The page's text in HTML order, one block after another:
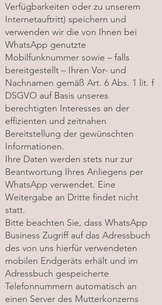
Verfügbarkeiten oder zu unserem
Internetauftritt) speichern und
verwenden wir die von Ihnen bei
WhatsApp genutzte
Mobilfunknummer sowie – falls
bereitgestellt – Ihren Vor- und
Nachnamen gemäß Art. 6 Abs. 1 lit. f
DSGVO auf Basis unseres
berechtigten Interesses an der
effizienten und zeitnahen
Bereitstellung der gewünschten
Informationen.
Ihre Daten werden stets nur zur
Beantwortung Ihres Anliegens per
WhatsApp verwendet. Eine
Weitergabe an Dritte findet nicht
statt.
Bitte beachten Sie, dass WhatsApp
Business Zugriff auf das Adressbuch
des von uns hierfür verwendeten
mobilen Endgeräts erhält und im
Adressbuch gespeicherte
Telefonnummern automatisch an
einen Server des Mutterkonzerns